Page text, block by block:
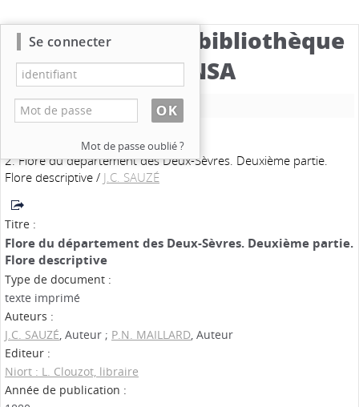
Catalogue de la bibliothèque
du CBNSA
Nouvelle recherche
2. Flore du département des Deux-Sèvres. Deuxième partie.
Flore descriptive/ J.C. SAUZÉ
Titre :
Flore du département des Deux-Sèvres. Deuxième partie.
Flore descriptive
Type de document :
texte imprimé
Auteurs :
J.C. SAUZÉ, Auteur ; P.N. MAILLARD, Auteur
Editeur :
Niort : L. Clouzot, libraire
Année de publication :
Se connecter
Mot de passe oublié ?